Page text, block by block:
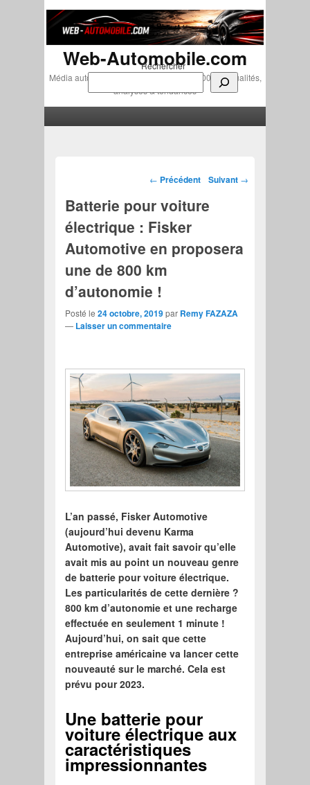
Rechercher
Web-Automobile.com
Média automobile indépendant depuis 2007 • Actualités,
analyses & tendances
Navigation des articles
← Précédent Suivant →
Batterie pour voiture
électrique : Fisker
Automotive en proposera
une de 800 km
d’autonomie !
Posté le24 octobre, 2019par Remy FAZAZA
— Laisser un commentaire
L’an passé, Fisker Automotive
(aujourd’hui devenu Karma
Automotive), avait fait savoir qu’elle
avait mis au point un nouveau genre
de batterie pour voiture électrique.
Les particularités de cette dernière ?
800 km d’autonomie et une recharge
effectuée en seulement 1 minute !
Aujourd’hui, on sait que cette
entreprise américaine va lancer cette
nouveauté sur le marché. Cela est
prévu pour 2023.
Une batterie pour
voiture électrique aux
caractéristiques
impressionnantes